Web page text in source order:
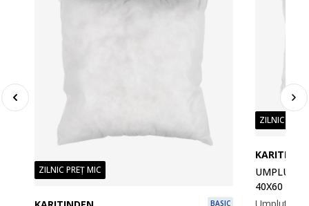
ZILNIC PREȚ MIC
BASIC
ZILNIC PREȚ
40X60